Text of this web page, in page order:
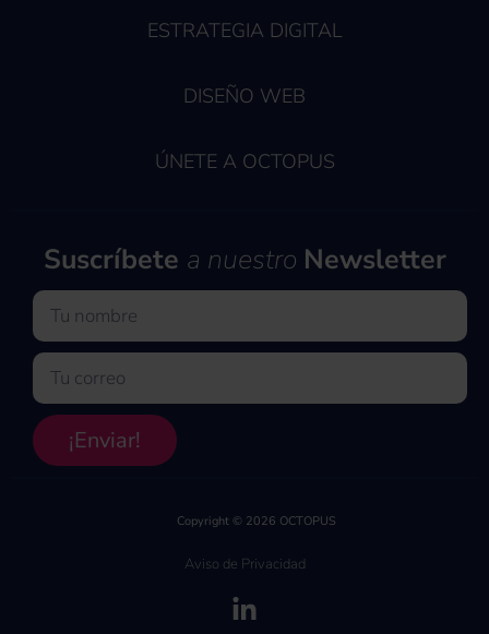
ESTRATEGIA DIGITAL
DISEÑO WEB
ÚNETE A OCTOPUS
Suscríbete a nuestro Newsletter
Nombre
Email
¡Enviar!
Copyright © 2026 OCTOPUS
Aviso de Privacidad